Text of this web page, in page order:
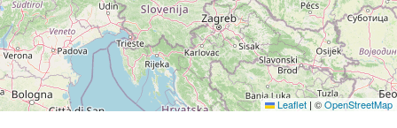
Leaflet | ©OpenStreetMap